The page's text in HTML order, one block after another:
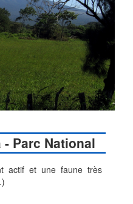
Parc National
actif et une faune très